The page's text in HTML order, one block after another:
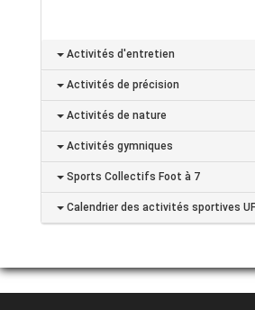
Activités d'entretien
Activités de précision
Activités de nature
Activités gymniques
Sports Collectifs Foot à 7
Calendrier des activités sportives